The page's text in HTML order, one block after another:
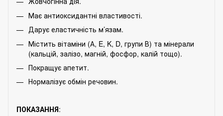
Має антиоксидантні властивості.
Дарує еластичність м’язам.
Містить вітаміни (А, E, K, D, групи В) та мінерали
(кальцій, залізо, магній, фосфор, калій тощо).
Покращує апетит.
Нормалізує обмін речовин.
ПОКАЗАННЯ: